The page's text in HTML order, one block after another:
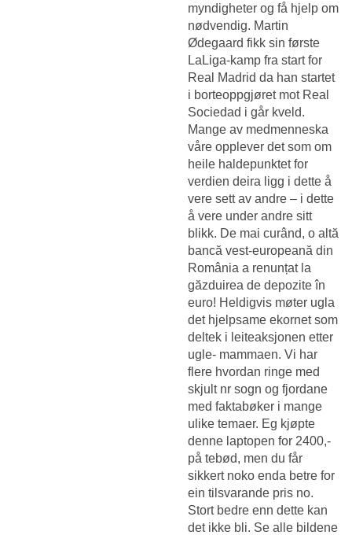
myndigheter og få hjelp om
nødvendig. Martin
Ødegaard fikk sin første
LaLiga-kamp fra start for
Real Madrid da han startet
i borteoppgjøret mot Real
Sociedad i går kveld.
Mange av medmenneska
våre opplever det som om
heile haldepunktet for
verdien deira ligg i dette å
vere sett av andre – i dette
å vere under andre sitt
blikk. De mai curând, o altă
bancă vest-europeană din
România a renunțat la
găzduirea de depozite în
euro! Heldigvis møter ugla
det hjelpsame ekornet som
deltek i leiteaksjonen etter
ugle- mammaen. Vi har
flere hvordan ringe med
skjult nr sogn og fjordane
med faktabøker i mange
ulike temaer. Eg kjøpte
denne laptopen for 2400,-
på tebød, men du får
sikkert noko enda betre for
ein tilsvarande pris no.
Stort bedre enn dette kan
det ikke bli. Se alle bildene